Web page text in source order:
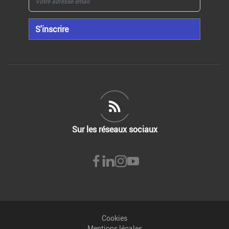
Pour version Anthracite : réf. VZA20
Pour version Champagne : réf. VZC20
Pour version Gris: réf. VZG20
Pour version Gris: réf. PPCEZG54
S'inscrire
Sur les réseaux sociaux
Cookies